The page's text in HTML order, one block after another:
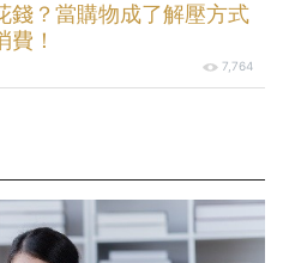
錢？當購物成了解壓方式
！
7,764